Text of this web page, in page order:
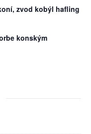
zvod kobýl hafling
konským